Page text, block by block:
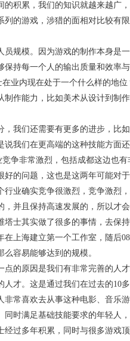
的积累，我们的知识就越来越广
列的游戏，涉猎的面相对比较有
员规模。因为游戏的制作本身是
保持每一个人的输出质量和效率
业内现在处于一个什么样的地位
制作能力，比如美术从设计到制
，我们还需要有更多的进步，比
说我们在更高端的这种技能方面
争非常激烈，包括成都这边也
好的问题，这也是这两年可能对
行业确实竞争很激烈，竞争激烈
，并且保持高速发展的，所以才
塔士其实做了很多的事情，去保
在上海建立第一个工作室，随后
么容易能够达到的规模。
点的原因是我们有非常完善的人
人才。这是通过我们在过去的10
非常喜欢去从事这种电影、音乐
同时满足基础技能要求的年轻人
经过多年积累，同时与很多游戏